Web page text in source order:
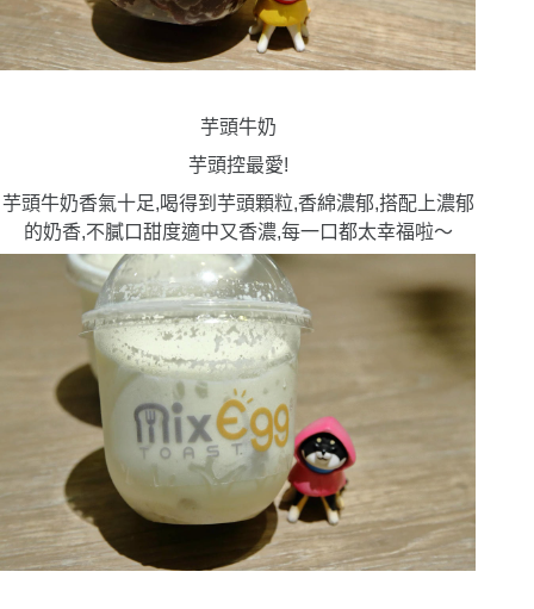
芋頭牛奶
芋頭控最愛!
芋頭牛奶香氣十足,喝得到芋頭顆粒,香綿濃郁,搭配上濃郁
的奶香,不膩口甜度適中又香濃,每一口都太幸福啦〜